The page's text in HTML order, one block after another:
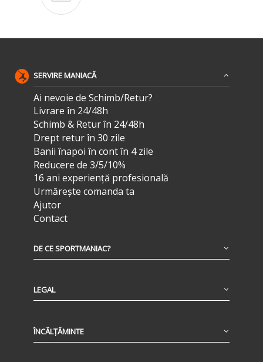
SERVIRE MANIACĂ
Ai nevoie de Schimb/Retur?
Livrare în 24/48h
Schimb & Retur în 24/48h
Drept retur în 30 zile
Banii înapoi în cont în 4 zile
Reducere de 3/5/10%
16 ani experiență profesională
Urmărește comanda ta
Ajutor
Contact
DE CE SPORTMANIAC?
LEGAL
ÎNCĂLȚĂMINTE